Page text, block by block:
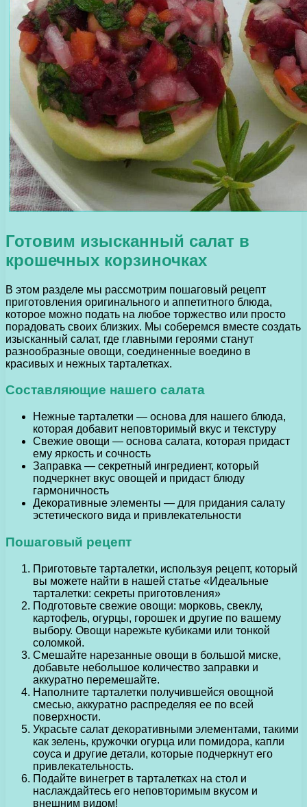
Готовим изысканный салат в
крошечных корзиночках
В этом разделе мы рассмотрим пошаговый рецепт
приготовления оригинального и аппетитного блюда,
которое можно подать на любое торжество или просто
порадовать своих близких. Мы соберемся вместе создать
изысканный салат, где главными героями станут
разнообразные овощи, соединенные воедино в
красивых и нежных тарталетках.
Составляющие нашего салата
Нежные тарталетки — основа для нашего блюда,
которая добавит неповторимый вкус и текстуру
Свежие овощи — основа салата, которая придаст
ему яркость и сочность
Заправка — секретный ингредиент, который
подчеркнет вкус овощей и придаст блюду
гармоничность
Декоративные элементы — для придания салату
эстетического вида и привлекательности
Пошаговый рецепт
Приготовьте тарталетки, используя рецепт, который
вы можете найти в нашей статье «Идеальные
тарталетки: секреты приготовления»
Подготовьте свежие овощи: морковь, свеклу,
картофель, огурцы, горошек и другие по вашему
выбору. Овощи нарежьте кубиками или тонкой
соломкой.
Смешайте нарезанные овощи в большой миске,
добавьте небольшое количество заправки и
аккуратно перемешайте.
Наполните тарталетки получившейся овощной
смесью, аккуратно распределяя ее по всей
поверхности.
Украсьте салат декоративными элементами, такими
как зелень, кружочки огурца или помидора, капли
соуса и другие детали, которые подчеркнут его
привлекательность.
Подайте винегрет в тарталетках на стол и
наслаждайтесь его неповторимым вкусом и
внешним видом!